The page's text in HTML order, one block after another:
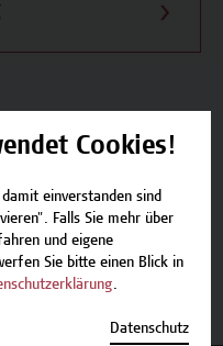
Credential
Cookies!
einverstanden sind
Falls Sie mehr über
und eigene
Sie bitte einen Blick in
.
Datenschutz